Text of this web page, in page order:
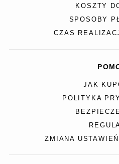
KOSZTY
SPOSOBY
CZAS
JAK
POLITYKA
ZMIANA